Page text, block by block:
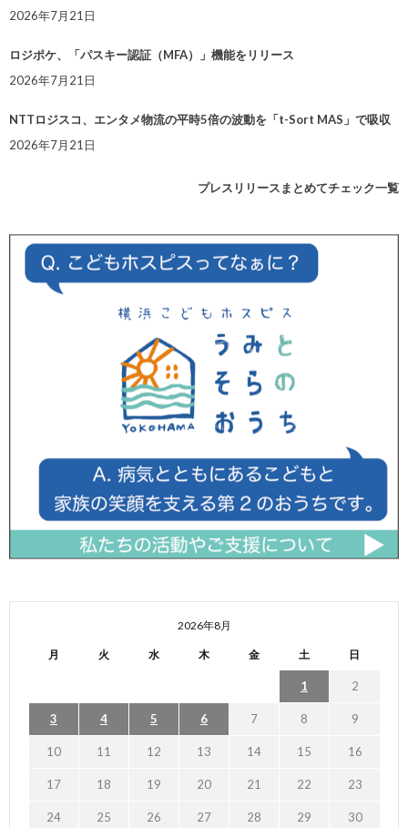
2026年7月21日
ロジポケ、「パスキー認証（MFA）」機能をリリース
2026年7月21日
NTTロジスコ、エンタメ物流の平時5倍の波動を「t-Sort MAS」で吸収
2026年7月21日
プレスリリースまとめてチェック一覧
2026年8月
月 火 水 木 金 土 日
1 2
3 4 5 6 7 8 9
10 11 12 13 14 15 16
17 18 19 20 21 22 23
24 25 26 27 28 29 30